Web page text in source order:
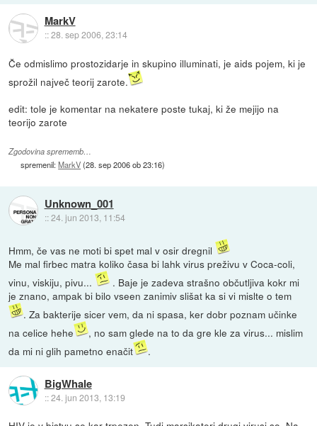
MarkV
::28. sep 2006, 23:14
Če odmislimo prostozidarje in skupino illuminati, je aids pojem, ki je
sprožil največ teorij zarote.
edit: tole je komentar na nekatere poste tukaj, ki že mejijo na
teorijo zarote
Zgodovina sprememb…
spremenil:MarkV(28. sep 2006 ob 23:16)
Unknown_001
::24. jun 2013, 11:54
Hmm, če vas ne moti bi spet mal v osir dregnil
Me mal firbec matra koliko časa bi lahk virus preživu v Coca-coli,
vinu, viskiju, pivu...
. Baje je zadeva strašno občutljiva kokr mi
je znano, ampak bi bilo vseen zanimiv slišat ka si vi mislte o tem
. Za bakterije sicer vem, da ni spasa, ker dobr poznam učinke
na celice hehe
, no sam glede na to da gre kle za virus... mislim
da mi ni glih pametno enačit
.
BigWhale
::24. jun 2013, 13:19